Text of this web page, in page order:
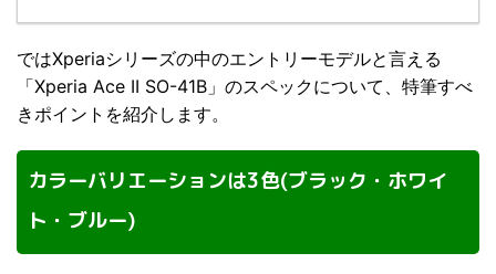
ではXperiaシリーズの中のエントリーモデルと言える
「Xperia Ace II SO-41B」のスペックについて、特筆すべ
きポイントを紹介します。
カラーバリエーションは3色(ブラック・ホワイ
ト・ブルー)